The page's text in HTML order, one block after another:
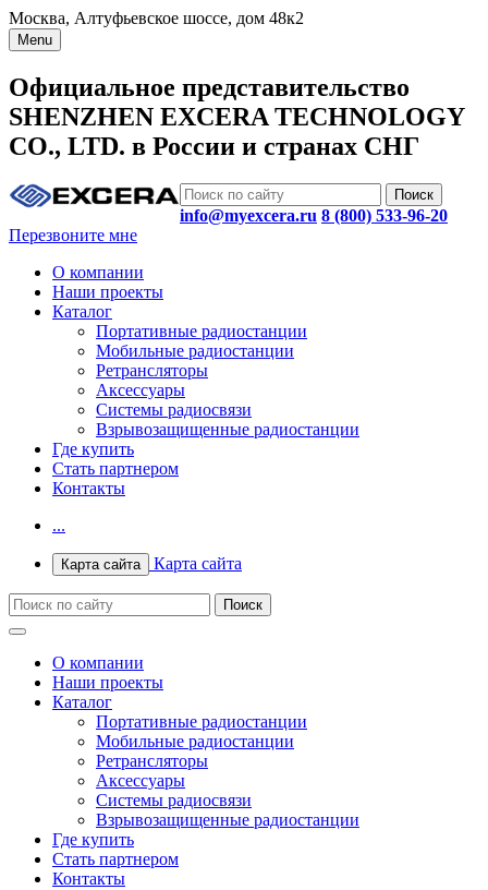
Москва, Алтуфьевское шоссе, дом 48к2
Menu
Официальное представительство
SHENZHEN EXCERA TECHNOLOGY
CO., LTD. в России и странах СНГ
info@myexcera.ru 8 (800) 533-96-20
Перезвоните мне
О компании
Наши проекты
Каталог
Портативные радиостанции
Мобильные радиостанции
Ретрансляторы
Аксессуары
Системы радиосвязи
Взрывозащищенные радиостанции
Где купить
Стать партнером
Контакты
...
Карта сайта Карта сайта
О компании
Наши проекты
Каталог
Портативные радиостанции
Мобильные радиостанции
Ретрансляторы
Аксессуары
Системы радиосвязи
Взрывозащищенные радиостанции
Где купить
Стать партнером
Контакты